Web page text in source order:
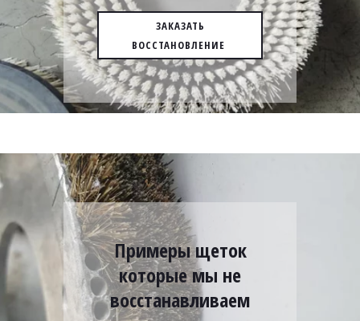
ЗАКАЗАТЬ
ВОССТАНОВЛЕНИЕ
Примеры щеток
которые мы не
восстанавливаем